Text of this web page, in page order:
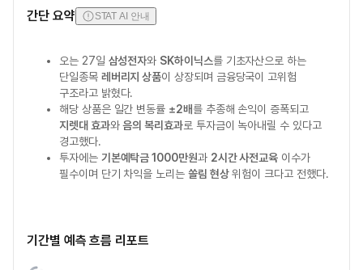
간단 요약 STAT AI 안내
오는 27일 삼성전자와 SK하이닉스를 기초자산으로 하는
단일종목 레버리지 상품이 상장되며 금융당국이 고위험
구조라고 밝혔다.
해당 상품은 일간 변동률 ±2배를 추종해 손익이 증폭되고
지렛대 효과와음의 복리효과로 투자금이 녹아내릴 수 있다고
경고했다.
투자에는 기본예탁금 1000만원과 2시간 사전교육 이수가
필수이며 단기 차익을 노리는 쏠림 현상위험이 크다고 전했다.
기간별 예측 흐름 리포트